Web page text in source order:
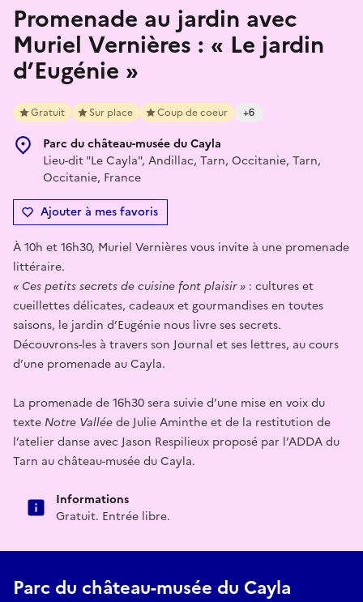
Promenade au jardin avec
Muriel Vernières : « Le jardin
d’Eugénie »
Gratuit Sur place Coup de coeur +6
Parc du château-musée du Cayla
Lieu-dit "Le Cayla", Andillac, Tarn, Occitanie, Tarn,
Occitanie, France
Ajouter à mes favoris
À 10h et 16h30, Muriel Vernières vous invite à une promenade
littéraire.
« Ces petits secrets de cuisine font plaisir » : cultures et
cueillettes délicates, cadeaux et gourmandises en toutes
saisons, le jardin d’Eugénie nous livre ses secrets.
Découvrons-les à travers son Journal et ses lettres, au cours
d’une promenade au Cayla.
La promenade de 16h30 sera suivie d’une mise en voix du
texte Notre Valléede Julie Aminthe et de la restitution de
l’atelier danse avec Jason Respilieux proposé par l’ADDA du
Tarn au château-musée du Cayla.
Informations
Gratuit. Entrée libre.
Parc du château-musée du Cayla